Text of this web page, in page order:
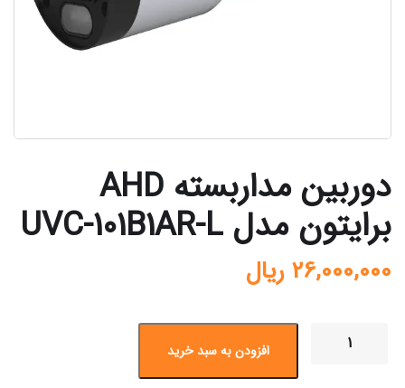
دوربین مداربسته AHD
برایتون مدل UVC-101B1AR-L
26,000,000ریال
افزودن به سبد خرید